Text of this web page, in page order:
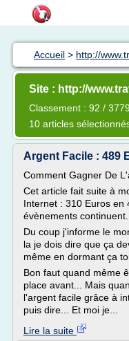
Accueil > http://
Site : http://
Classement : 92 /
10 articles
Argent Facile : 489
Comment Gagner De
Cet article fait suite à
Internet : 310 Euros
évènements continuent.
Du coup j'informe le
la je dois dire que ça
même en dormant ça
Bon faut quand même
place avant... Mais
l'argent facile grâce à
puis dire... Et moi je...
Lire la suite